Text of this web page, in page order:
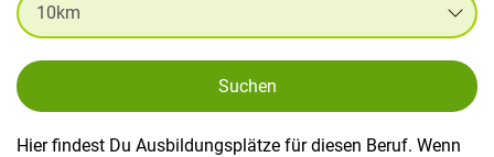
Suchen
Hier findest Du Ausbildungsplätze für diesen Beruf. Wenn